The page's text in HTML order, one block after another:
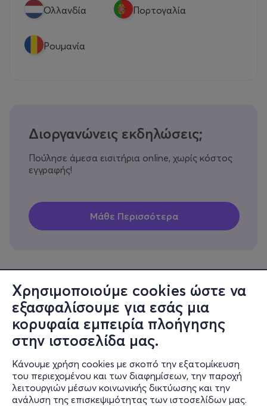
Χρησιμοποιούμε cookies ώστε να
εξασφαλίσουμε για εσάς μια
κορυφαία εμπειρία πλοήγησης
στην ιστοσελίδα μας.
Κάνουμε χρήση cookies με σκοπό την εξατομίκευση
του περιεχομένου και των διαφημίσεων, την παροχή
λειτουργιών μέσων κοινωνικής δικτύωσης και την
ανάλυση της επισκεψιμότητας των ιστοσελίδων μας.
Ολλανδία Πορτογαλία
Ρουμανία
Διοργανώνεις εκδηλώσεις;
Πούλησε άμεσα εισιτήρια online, χωρίς κόστος
εγγραφής!
Πληροφορίες
Υποστήριξη
Stay Connected